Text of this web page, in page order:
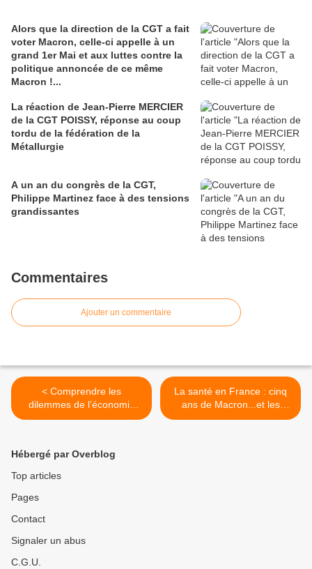
Alors que la direction de la CGT a fait
voter Macron, celle-ci appelle à un
grand 1er Mai et aux luttes contre la
politique annoncée de ce même
Macron !...
La réaction de Jean-Pierre MERCIER
de la CGT POISSY, réponse au coup
tordu de la fédération de la
Métallurgie
A un an du congrès de la CGT,
Philippe Martinez face à des tensions
grandissantes
Commentaires
Ajouter un commentaire
< Comprendre les
dilemmes de l’économie
russe aujourd’hui , par
La santé en France : cinq
ans de Macron...et les
URGENCES baissent le
Hébergé par Overblog
Top articles
Pages
Contact
Signaler un abus
C.G.U.